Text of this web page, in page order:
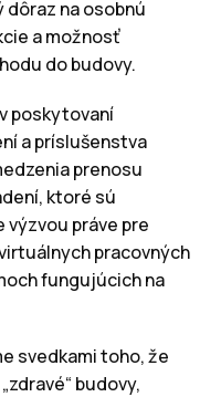
na osobnú
a možnosť
do budovy.
poskytovaní
a príslušenstva
prenosu
ktoré sú
práve pre
pracovných
fungujúcich na
svedkami toho, že
budovy,